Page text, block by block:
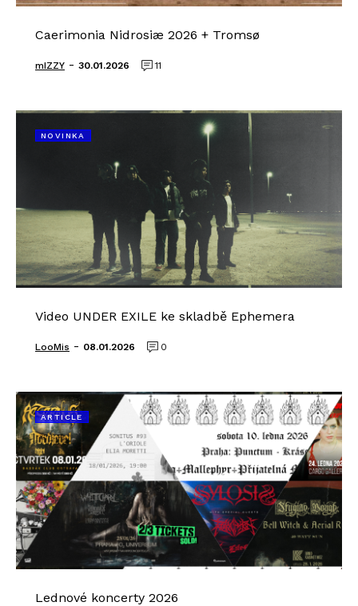
Caerimonia Nidrosiæ 2026 + Tromsø
mIZZY - 30.01.2026 11
NOVINKA
Video UNDER EXILE ke skladbě Ephemera
LooMis - 08.01.2026 0
ARTICLE
Lednové koncerty 2026